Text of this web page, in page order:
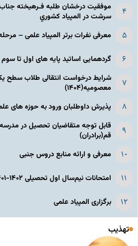
موفقیت درخشان طلبه فـرهیخته
سرشت در المپياد كشوري
معرفی نفرات برتر المپیاد علمی –
گردهمایی اساتید پایه های اول تا سوم
شرایط درخواست انتقالی طلاب سطح
معصومیه(۱۴۰۴)
پذیرش داوطلبان ورود به حوزه های علمیه ١۴٠۵-
قابل توجه متقاضیان تحصیل در
قم(برادران)
معرفی و ارائه منابع دروس جنبی
امتحانات نیم‌سال اول تحصیلی ۱۴۰۲-۱۴۰۱
برگزاری المپیاد علمی
تهذیب